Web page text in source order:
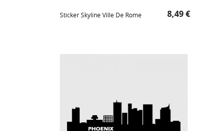
Sticker Skyline Ville De Rome Prix
8,49 €